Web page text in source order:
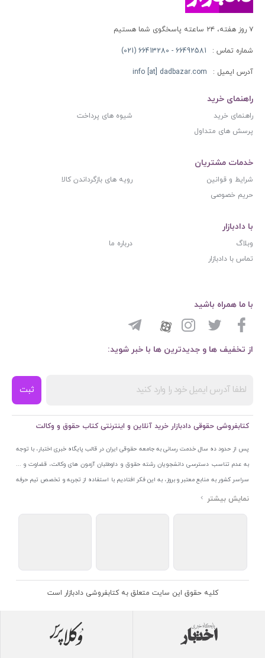
۷ روز هفته، ۲۴ ساعته پاسخگوی شما هستیم
شماره تماس : 66492581 - 66413280 (021)
آدرس ایمیل : info [at] dadbazar.com
راهنمای خرید
راهنمای خرید
شیوه های پرداخت
پرسش های متداول
خدمات مشتریان
شرایط و قوانین
رویه های بازگرداندن کالا
حریم خصوصی
با دادبازار
وبلاگ
درباره ما
تماس با دادبازار
از تخفیف ها و جدیدترین ها با خبر شوید:
ثبت
با ما همراه باشید
کتابفروشی حقوقی دادبازار خرید آنلاین و اینترنتی کتاب حقوق و وکالت
پس از حدود ده سال خدمت رسانی به جامعه حقوقی ایران در قالب پایگاه خبری اختبار، با توجه
به عدم تناسب دسترسی دانشجویان رشته حقوق و داوطلبان آزمون های وکالت، قضاوت و ...
سراسر کشور به منابع معتبر و بروز، به این فکر افتادیم با استفاده از تجربه و تخصص تیم حرفه
ای اختبار خدمتی جدید به جامعه حقوقی ایران ارائه کنیم. به این منظور با راه اندازی و تجهیز
اتحادیه ناشران و کتابفروشان تهران به منظور ارائه مطمئن ترین خدمات مجموعه بسیار کامل و
اندازی کردیم تا علاقمندان بتوانند با اطمینان کافی و به اتکای اعتبار این مجموعه قدیمی کتاب و
کلیه حقوق این سایت متعلق به کتابفروشی دادبازار است